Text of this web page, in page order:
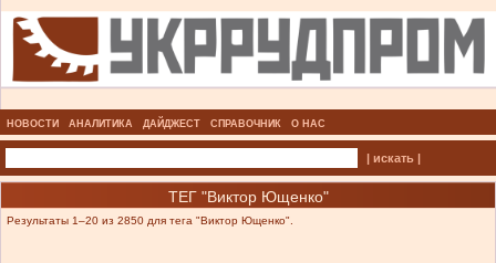
НОВОСТИ АНАЛИТИКА ДАЙДЖЕСТ СПРАВОЧНИК О НАС
| искать |
ТЕГ "Виктор Ющенко"
Результаты 1–20 из 2850 для тега "Виктор Ющенко".